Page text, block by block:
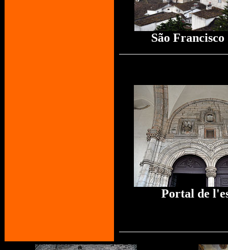
São Francisco
Portal de